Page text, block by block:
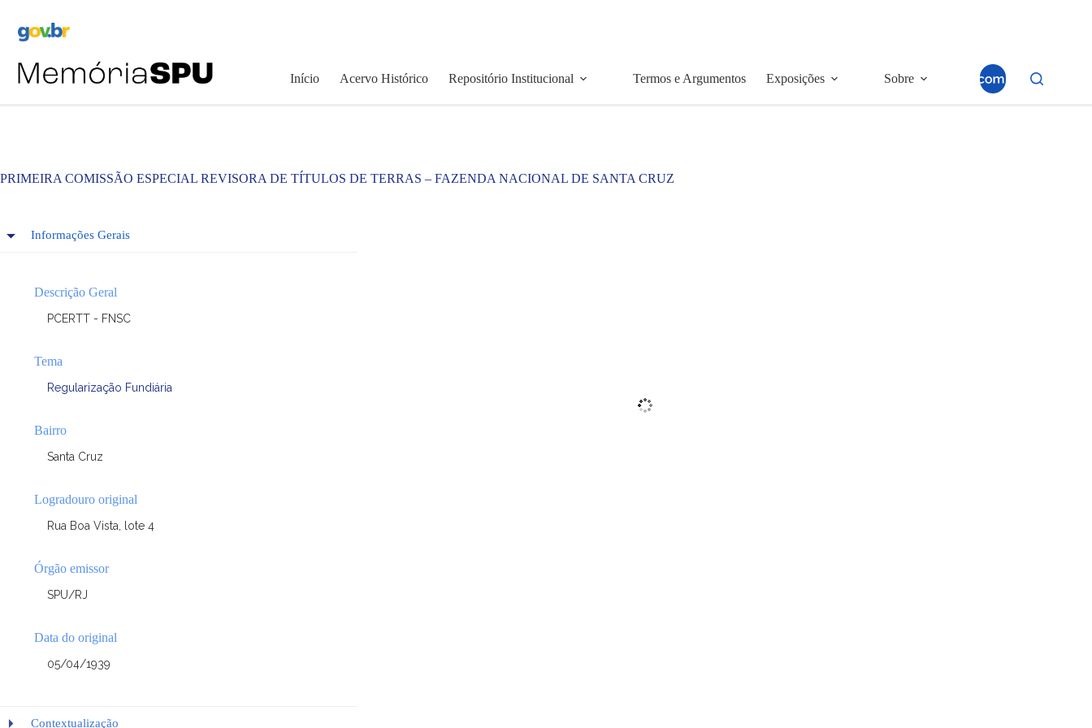
Início Acervo Histórico Repositório Institucional Termos e Argumentos Exposições Sobre
PRIMEIRA COMISSÃO ESPECIAL REVISORA DE TÍTULOS DE TERRAS – FAZENDA NACIONAL DE SANTA CRUZ
Informações Gerais
Descrição Geral
PCERTT - FNSC
Tema
Regularização Fundiária
Bairro
Santa Cruz
Logradouro original
Rua Boa Vista, lote 4
Órgão emissor
SPU/RJ
Data do original
05/04/1939
Contextualização